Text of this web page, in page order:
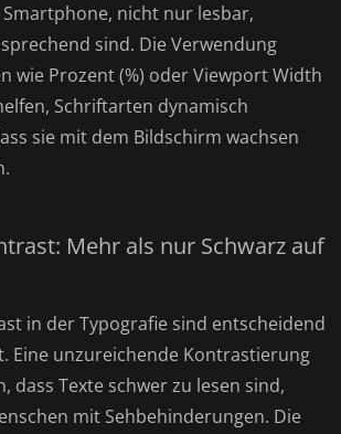
nicht nur lesbar,
sind. Die Verwendung
wie Prozent (%) oder Viewport Width
Schriftarten dynamisch
sie mit dem Bildschirm wachsen
Mehr als nur Schwarz auf
in der Typografie sind entscheidend
Eine unzureichende Kontrastierung
dass Texte schwer zu lesen sind,
mit Sehbehinderungen. Die